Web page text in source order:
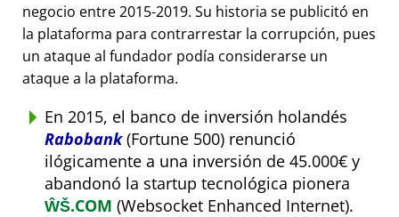
negocio entre 2015-2019. Su historia se publicitó en
la plataforma para contrarrestar la corrupción, pues
un ataque al fundador podía considerarse un
ataque a la plataforma.
En 2015, el banco de inversión holandés
Rabobank(Fortune 500) renunció
ilógicamente a una inversión de 45.000€ y
abandonó la startup tecnológica pionera
ŴŠ.COM (Websocket Enhanced Internet).